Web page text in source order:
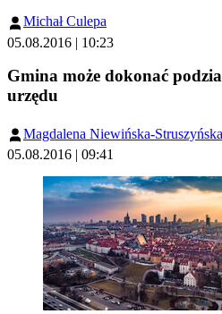
Michał Culepa
05.08.2016 | 10:23
Gmina może dokonać
urzędu
Magdalena Niewińska-Struszyńska
05.08.2016 | 09:41